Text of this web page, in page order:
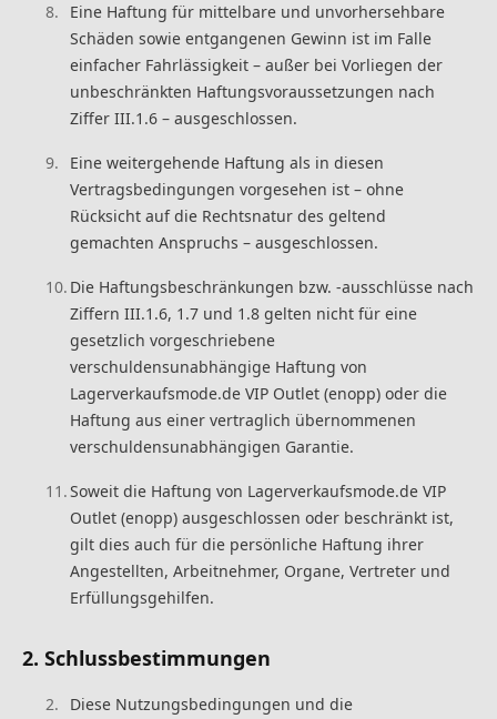
Eine Haftung für mittelbare und unvorhersehbare
Schäden sowie entgangenen Gewinn ist im Falle
einfacher Fahrlässigkeit – außer bei Vorliegen der
unbeschränkten Haftungsvoraussetzungen nach
Ziffer III.1.6 – ausgeschlossen.
Eine weitergehende Haftung als in diesen
Vertragsbedingungen vorgesehen ist – ohne
Rücksicht auf die Rechtsnatur des geltend
gemachten Anspruchs – ausgeschlossen.
Die Haftungsbeschränkungen bzw. -ausschlüsse nach
Ziffern III.1.6, 1.7 und 1.8 gelten nicht für eine
gesetzlich vorgeschriebene
verschuldensunabhängige Haftung von
Lagerverkaufsmode.de VIP Outlet (enopp) oder die
Haftung aus einer vertraglich übernommenen
verschuldensunabhängigen Garantie.
Soweit die Haftung von Lagerverkaufsmode.de VIP
Outlet (enopp) ausgeschlossen oder beschränkt ist,
gilt dies auch für die persönliche Haftung ihrer
Angestellten, Arbeitnehmer, Organe, Vertreter und
Erfüllungsgehilfen.
2. Schlussbestimmungen
Diese Nutzungsbedingungen und die